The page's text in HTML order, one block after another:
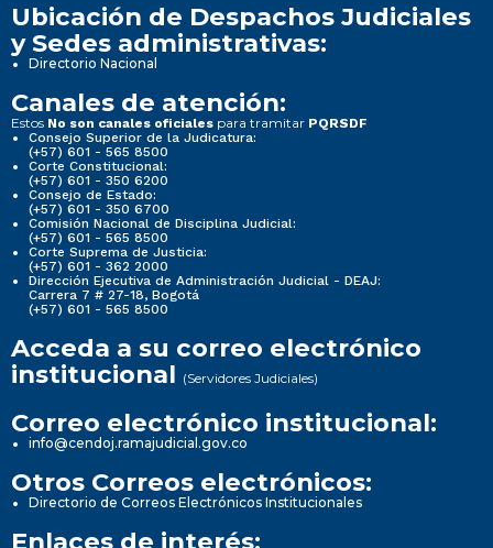
Ubicación de Despachos Judiciales
y Sedes administrativas:
Directorio Nacional
Canales de atención:
Estos No son canales oficiales para tramitar PQRSDF
Consejo Superior de la Judicatura:
(+57) 601 - 565 8500
Corte Constitucional:
(+57) 601 - 350 6200
Consejo de Estado:
(+57) 601 - 350 6700
Comisión Nacional de Disciplina Judicial:
(+57) 601 - 565 8500
Corte Suprema de Justicia:
(+57) 601 - 362 2000
Dirección Ejecutiva de Administración Judicial - DEAJ:
Carrera 7 # 27-18, Bogotá
(+57) 601 - 565 8500
Acceda a su correo electrónico
institucional (Servidores Judiciales)
Correo electrónico institucional:
info@cendoj.ramajudicial.gov.co
Otros Correos electrónicos:
Directorio de Correos Electrónicos Institucionales
Enlaces de interés: